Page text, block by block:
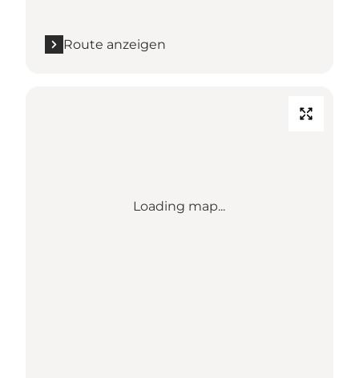
Route anzeigen
Loading map...